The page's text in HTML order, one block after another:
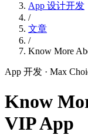
App 设计开发
/
文章
/
Know More
App 开发 · Max
Know
VIP App